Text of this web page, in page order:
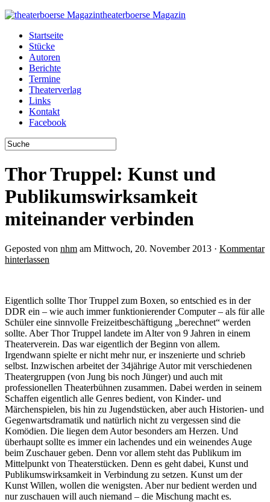
theaterboerse Magazin
Startseite
Stücke
Autoren
Berichte
Termine
Theaterverlag
Links
Kontakt
Facebook
Thor Truppel: Kunst und
Publikumswirksamkeit
miteinander verbinden
Geposted von nhm am Mittwoch, 20. November 2013 · Kommentar
hinterlassen
Eigentlich sollte Thor Truppel zum Boxen, so entschied es in der
DDR ein – wie auch immer funktionierender Computer – als für alle
Schüler eine sinnvolle Freizeitbeschäftigung „berechnet“ werden
sollte. Aber Thor Truppel landete im Alter von 9 Jahren in einem
Theaterverein. Das war eigentlich der Beginn von allem.
Irgendwann spielte er nicht mehr nur, er inszenierte und schrieb
selbst. Inzwischen arbeitet der 34jährige Autor mit verschiedenen
Theatergruppen (von Jung bis noch Jünger) und auch mit
professionellen Theaterbühnen zusammen. Dabei werden in seinem
Schaffen eigentlich alle Genres bedient, von Kinder- und
Märchenspielen, bis hin zu Jugendstücken, aber auch Historien- und
Gegenwartsdramatik und natürlich nicht zu vergessen sind die
Komödien. Die liegen dem Autor besonders am Herzen. Und
überhaupt sollte es immer ein lachendes und ein weinendes Auge
beim Zuschauer geben. Denn vor allem steht das Publikum im
Mittelpunkt von Theaterstücken. Denn es geht dabei, Kunst und
Publikumswirksamkeit in Verbindung zu setzen. Kunst um der
Kunst Willen, wollen die wenigsten. Aber nur bedient werden und
nur zuschauen will auch niemand – die Mischung macht es.